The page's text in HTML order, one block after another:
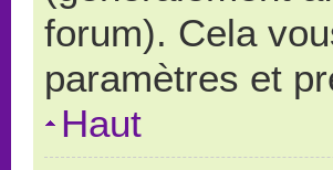
forum). Cela
paramètres et
Haut